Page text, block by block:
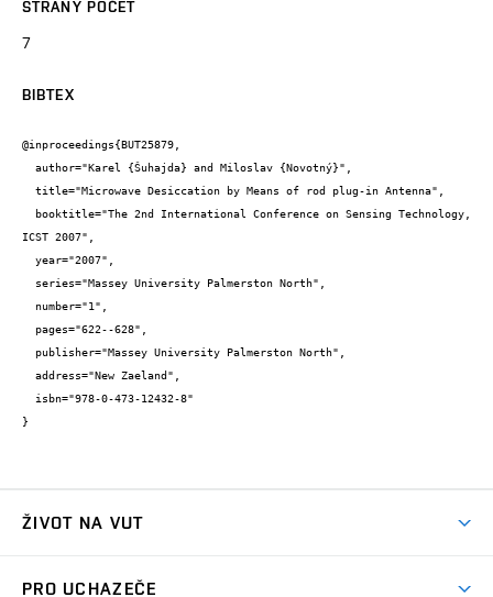
STRANY POČET
7
BIBTEX
@inproceedings{BUT25879,
ICST 2007",
}
ŽIVOT NA VUT
PRO UCHAZEČE